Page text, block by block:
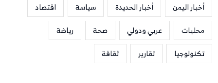
أخبار اليمن أخبار الحديدة سياسة
اقتصاد
محليات
عربي ودولي صحة
رياضة
تكنولوجيا
تقارير ثقافة